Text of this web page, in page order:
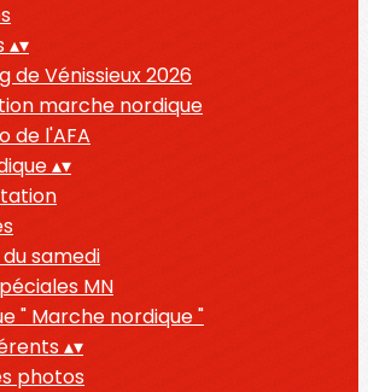
▴▾
de Vénissieux 2026
marche nordique
de l'AFA
▴▾
samedi
MN
" Marche nordique "
▴▾
photos